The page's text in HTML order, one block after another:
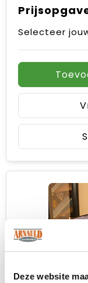
Deze website
Selecteer